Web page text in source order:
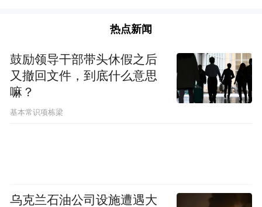
对方瞬间挂断电话
经核查
该号码系典型的境外诈骗虚拟号段
进而诱导其转账
热点新闻
鼓励领导干部带头休假之后
又撤回文件，到底什么意思
嘛？
基本常识项栋梁
乌克兰石油公司设施遭遇大